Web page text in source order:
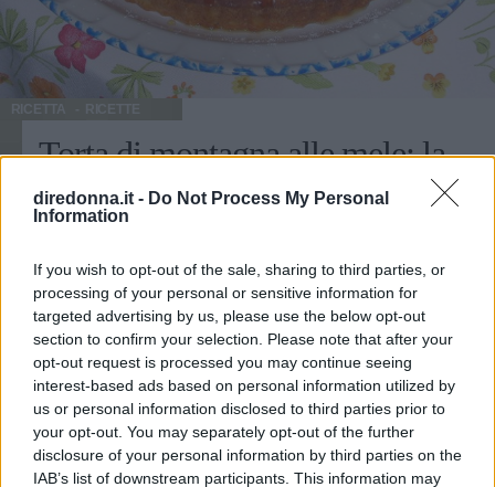
diredonna.it - Do Not Process My Personal
Information
If you wish to opt-out of the sale, sharing to third parties, or
processing of your personal or sensitive information for
targeted advertising by us, please use the below opt-out
section to confirm your selection. Please note that after your
opt-out request is processed you may continue seeing
interest-based ads based on personal information utilized by
us or personal information disclosed to third parties prior to
your opt-out. You may separately opt-out of the further
disclosure of your personal information by third parties on the
IAB’s list of downstream participants. This information may
RICETTA
Torta di montagna alle mele: la
ricetta per il dolce di San
Se il vostro amore è speciale, avete bisogno della ricetta di
un dolce speciale. Non i soliti cioccolatini ma una torta
ricoperta di zucchero a velo, profumata grazie al limone
grattugiato, dolcissima e perfetta grazie alla salsa di
mele con yogurt, preparata come accompagnamento.
Provate la torta di montagna alle mele, per un San
Valentino indimenticabile.